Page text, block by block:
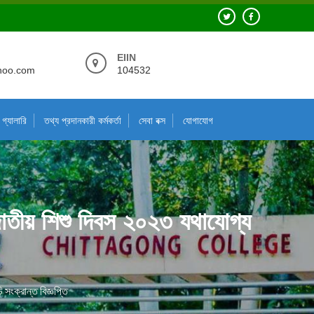
EIIN
104532
গ্যালারি তথ্য প্রদানকারী কর্মকর্তা সেবা বক্স যোগাযোগ
শিশু দিবস ২০২৩ যথাযোগ্য
সংক্রান্ত বিজ্ঞপ্তি